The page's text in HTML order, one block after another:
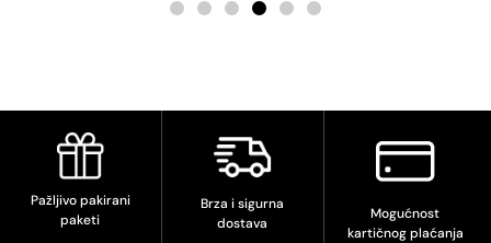
Pažljivo pakirani
paketi
Brza i sigurna
dostava
Mogućnost
kartičnog plaćanja